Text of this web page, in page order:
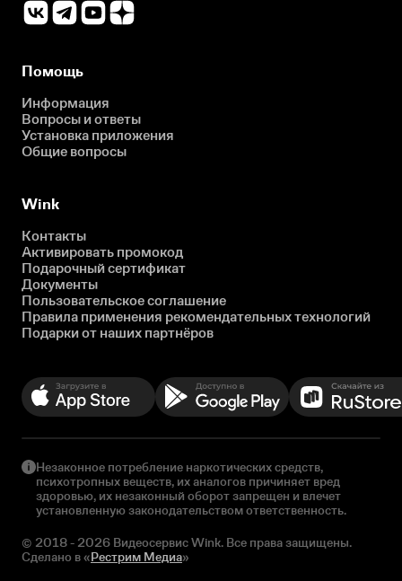
Помощь
Информация
Вопросы и ответы
Установка приложения
Общие вопросы
Wink
Контакты
Активировать промокод
Подарочный сертификат
Документы
Пользовательское соглашение
Правила применения рекомендательных технологий
Подарки от наших партнёров
Незаконное потребление наркотических средств,
психотропных веществ, их аналогов причиняет вред
здоровью, их незаконный оборот запрещен и влечет
установленную законодательством ответственность.
© 2018 - 2026 Видеосервис Wink. Все права защищены.
Сделано в «Рестрим Медиа»